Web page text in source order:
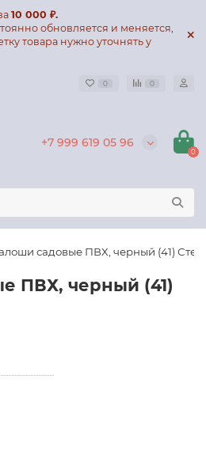
10 000 ₽.
обновляется и меняется,
товара нужно уточнять у
0 0
+7 999 619 05 96
0
садовые ПВХ, черный (41) Степ
ПВХ, черный (41)